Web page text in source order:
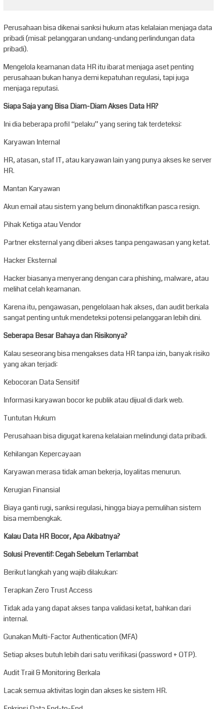
Perusahaan bisa dikenai sanksi hukum atas kelalaian menjaga data
pribadi (misal: pelanggaran undang-undang perlindungan data
pribadi).
Mengelola keamanan data HR itu ibarat menjaga aset penting
perusahaan bukan hanya demi kepatuhan regulasi, tapi juga
menjaga reputasi.
Siapa Saja yang Bisa Diam-Diam Akses Data HR?
Ini dia beberapa profil “pelaku” yang sering tak terdeteksi:
Karyawan Internal
HR, atasan, staf IT, atau karyawan lain yang punya akses ke server
HR.
Mantan Karyawan
Akun email atau sistem yang belum dinonaktifkan pasca resign.
Pihak Ketiga atau Vendor
Partner eksternal yang diberi akses tanpa pengawasan yang ketat.
Hacker Eksternal
Hacker biasanya menyerang dengan cara phishing, malware, atau
melihat celah keamanan.
Karena itu, pengawasan, pengelolaan hak akses, dan audit berkala
sangat penting untuk mendeteksi potensi pelanggaran lebih dini.
Seberapa Besar Bahaya dan Risikonya?
Kalau seseorang bisa mengakses data HR tanpa izin, banyak risiko
yang akan terjadi:
Kebocoran Data Sensitif
Informasi karyawan bocor ke publik atau dijual di dark web.
Tuntutan Hukum
Perusahaan bisa digugat karena kelalaian melindungi data pribadi.
Kehilangan Kepercayaan
Karyawan merasa tidak aman bekerja, loyalitas menurun.
Kerugian Finansial
Biaya ganti rugi, sanksi regulasi, hingga biaya pemulihan sistem
bisa membengkak.
Kalau Data HR Bocor, Apa Akibatnya?
Solusi Preventif: Cegah Sebelum Terlambat
Berikut langkah yang wajib dilakukan:
Terapkan Zero Trust Access
Tidak ada yang dapat akses tanpa validasi ketat, bahkan dari
internal.
Gunakan Multi-Factor Authentication (MFA)
Setiap akses butuh lebih dari satu verifikasi (password + OTP).
Audit Trail & Monitoring Berkala
Lacak semua aktivitas login dan akses ke sistem HR.